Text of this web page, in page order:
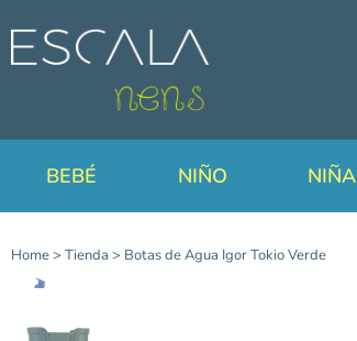
BEBÉ NIÑO NIÑA
Home> Tienda > Botas de Agua Igor Tokio Verde